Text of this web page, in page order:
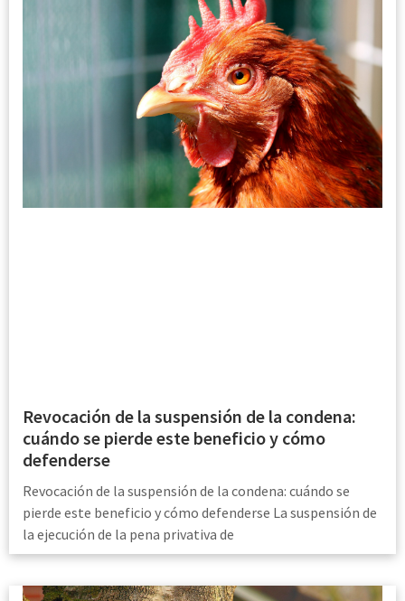
Revocación de la suspensión de la condena:
cuándo se pierde este beneficio y cómo
defenderse
Revocación de la suspensión de la condena: cuándo se
pierde este beneficio y cómo defenderse La suspensión de
la ejecución de la pena privativa de